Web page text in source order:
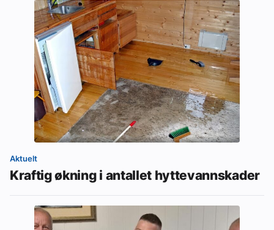
Aktuelt
Kraftig økning i antallet hyttevannskader